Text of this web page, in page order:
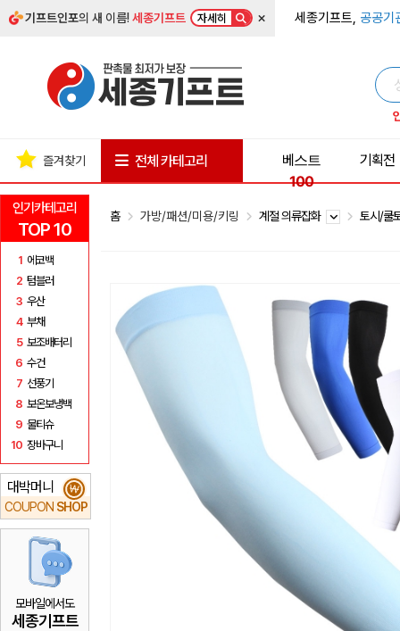
기프트인포의 새 이름!세종기프트 자세히 × 세종기프트, 공공기
인기카테고리
TOP 10
1 에코백
2 텀블러
3 우산
4 부채
5 보조배터리
6 수건
7 선풍기
8 보온보냉백
9 물티슈
10 장바구니
대박머니
COUPON SHOP
₩
모바일에서도
세종기프트
즐겨찾기 전체 카테고리
베스트
100
기획전
홈 가방/패션/미용/키링 계절 의류잡화 토시/쿨